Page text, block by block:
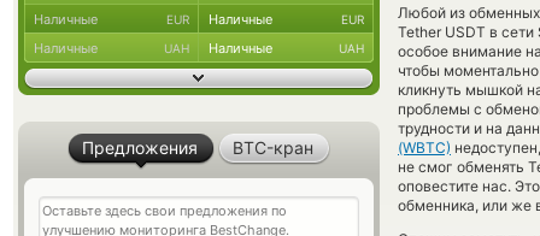
Любой из обменных
Tether USDT в
особое внимание
чтобы
кликнуть мышкой
проблемы с
трудности и на
(WBTC)
не смог обменять
оповестите нас.
обменника, или же
Наличные EUR Наличные EUR
Наличные UAH Наличные UAH
Предложения BTC-кран